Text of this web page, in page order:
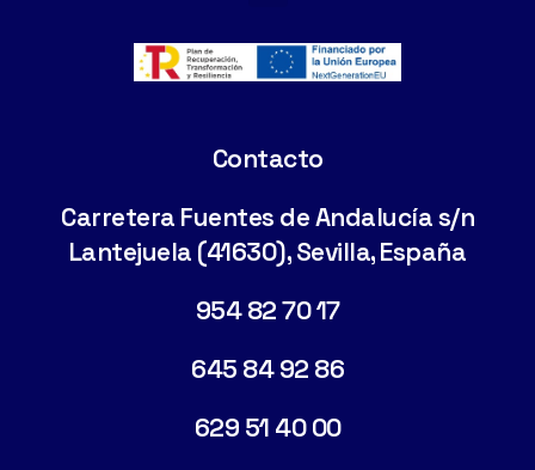
Contacto
Carretera Fuentes de Andalucía s/n
Lantejuela (41630), Sevilla, España
954 82 70 17
645 84 92 86
629 51 40 00